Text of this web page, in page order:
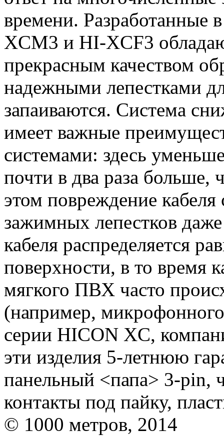
времени. Разработанные
XCM3 и HI-XCF3
прекрасным качеством
надежными лепестками
запаиваются. Система
имеет важные
системами: здесь
почти в два раза
этом повреждение
зажимных лепестков
кабеля распределяется
поверхности, в то время
мягкого ПВХ часто
(например,
серии HICON XC,
эти изделия 5-летнюю
панельный <папа> 3-pin,
контакты под пайку,
© 1000 метров, 2014